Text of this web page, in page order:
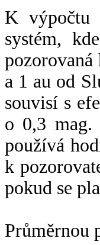
K výpočtu
systém, kde
a 1 au od
souvisí s
o 0,3 mag.
používá
k
pokud se
Průměrnou